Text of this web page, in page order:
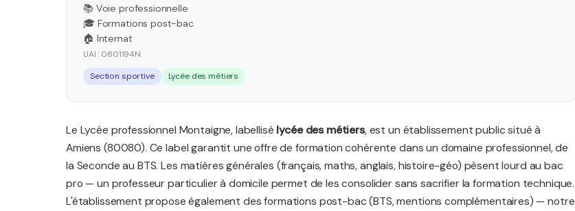
📚 Voie professionnelle
🎓 Formations post-bac
🏠 Internat
UAI : 0801194N
Section sportive
Lycée des métiers
Le Lycée professionnel Montaigne, labellisé lycée des métiers, est un établissement public situé à
Amiens (80080). Ce label garantit une offre de formation cohérente dans un domaine professionnel, de
la Seconde au BTS. Les matières générales (français, maths, anglais, histoire-géo) pèsent lourd au bac
pro — un professeur particulier à domicile permet de les consolider sans sacrifier la formation technique.
L'établissement propose également des formations post-bac (BTS, mentions complémentaires) — notre